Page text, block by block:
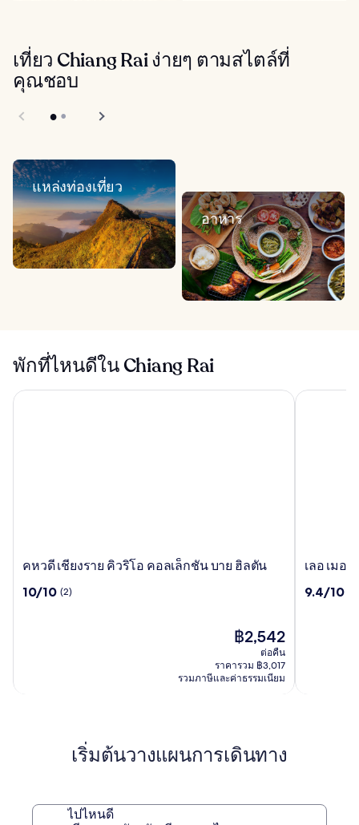
เที่ยว Chiang Rai ง่ายๆ ตามสไตล์ที่
คุณชอบ
แหล่งท่องเที่ยว
อาหาร
พักที่ไหนดีใน Chiang Rai
คห
เชียงราย
คหวดี เชียงราย คิวริโอ คอลเล็กชัน บาย ฮิลตัน
10.0
10/10 (2)
ราคา
ปัจจุบัน
คือ
฿2,542
฿2,542
ต่อคืน
ราคารวม ฿3,017
รวมภาษีและค่าธรรมเนียม
คหวดี เชียงราย คิวริโอ คอลเล็กชัน บาย ฮิลตัน
เลอ
เชียงราย
เลอ เมอ
9.4
9.4/10
เลอ เมอริเ
เริ่มต้นวางแผนการเดินทาง
ไปไหนดี